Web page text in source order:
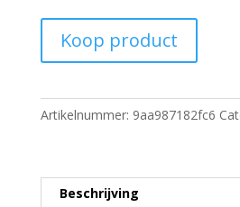
Koop product
Artikelnummer: 9aa987182fc6
Beschrijving